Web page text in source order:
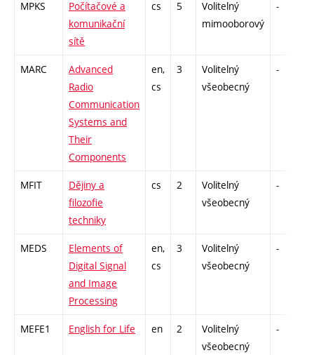
MPKS
Počítačové a
komunikační
sítě
cs 5
Volitelný
mimooborový
-
MARC
Advanced
Radio
Communication
Systems and
Their
Components
en,
cs
3
Volitelný
všeobecný
-
MFIT
Dějiny a
filozofie
techniky
cs 2
Volitelný
všeobecný
-
MEDS
Elements of
Digital Signal
and Image
Processing
en,
cs
3
Volitelný
všeobecný
-
MEFE1 English for Life en 2
Volitelný
všeobecný
-